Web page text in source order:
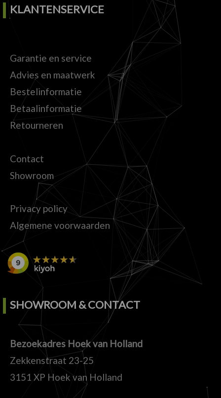
KLANTENSERVICE
Garantie en service
Advies en maatwerk
Bestelinformatie
Betaalinformatie
Retourneren
Contact
Showroom
Privacy policy
Algemene voorwaarden
SHOWROOM & CONTACT
Bezoekadres Hoek van Holland
Zekkenstraat 23-25
3151 XP Hoek van Holland